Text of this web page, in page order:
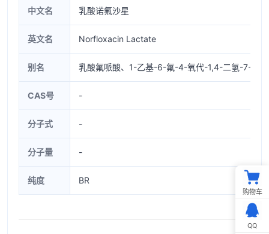
中文名 乳酸诺氟沙星
英文名 Norfloxacin Lactate
别名 乳酸氟哌酸、1-乙基-6-氟-4-氧代-1,4-二氢-7-(1-
CAS号 -
分子式 -
分子量 -
纯度 BR
购物车
QQ